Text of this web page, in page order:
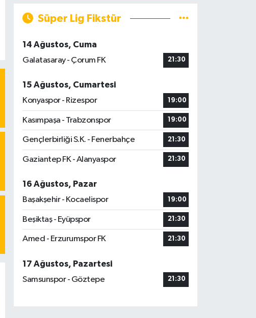
Süper Lig Fikstür
14 Ağustos, Cuma
Galatasaray - Çorum FK
21:30
15 Ağustos, Cumartesi
Konyaspor - Rizespor
19:00
Kasımpaşa - Trabzonspor 19:00
Gençlerbirliği S.K. - Fenerbahçe 21:30
Gaziantep FK - Alanyaspor 21:30
16 Ağustos, Pazar
Başakşehir - Kocaelispor
19:00
Beşiktaş - Eyüpspor 21:30
Amed - Erzurumspor FK 21:30
17 Ağustos, Pazartesi
Samsunspor - Göztepe
21:30